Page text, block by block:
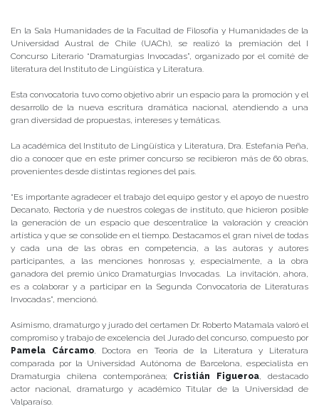
En la Sala Humanidades de la Facultad de Filosofía y Humanidades de la
Universidad Austral de Chile (UACh), se realizó la premiación del I
Concurso Literario “Dramaturgias Invocadas”, organizado por el comité de
literatura del Instituto de Lingüística y Literatura.
Esta convocatoria tuvo como objetivo abrir un espacio para la promoción y el
desarrollo de la nueva escritura dramática nacional, atendiendo a una
gran diversidad de propuestas, intereses y temáticas.
La académica del Instituto de Lingüística y Literatura, Dra. Estefanía Peña,
dio a conocer que en este primer concurso se recibieron más de 60 obras,
provenientes desde distintas regiones del país.
“Es importante agradecer el trabajo del equipo gestor y el apoyo de nuestro
Decanato, Rectoría y de nuestros colegas de instituto, que hicieron posible
la generación de un espacio que descentralice la valoración y creación
artística y que se consolide en el tiempo. Destacamos el gran nivel de todas
y cada una de las obras en competencia, a las autoras y autores
participantes, a las menciones honrosas y, especialmente, a la obra
ganadora del premio único Dramaturgias Invocadas. La invitación, ahora,
es a colaborar y a participar en la Segunda Convocatoria de Literaturas
Invocadas”, mencionó.
Asimismo, dramaturgo y jurado del certamen Dr. Roberto Matamala valoró el
compromiso y trabajo de excelencia del Jurado del concurso, compuesto por
Pamela Cárcamo, Doctora en Teoría de la Literatura y Literatura
comparada por la Universidad Autónoma de Barcelona, especialista en
Dramaturgia chilena contemporánea; Cristián Figueroa, destacado
actor nacional, dramaturgo y académico Titular de la Universidad de
Valparaíso.